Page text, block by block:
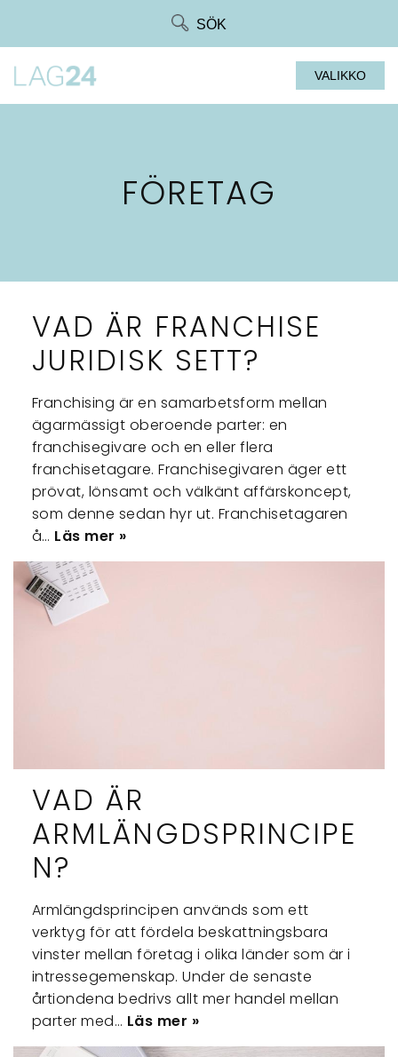
SÖK
VALIKKO
FÖRETAG
VAD ÄR FRANCHISE
JURIDISK SETT?
Franchising är en samarbetsform mellan
ägarmässigt oberoende parter: en
franchisegivare och en eller flera
franchisetagare. Franchisegivaren äger ett
prövat, lönsamt och välkänt affärskoncept,
som denne sedan hyr ut. Franchisetagaren
å… Läs mer »
VAD ÄR
ARMLÄNGDSPRINCIPE
N?
Armlängdsprincipen används som ett
verktyg för att fördela beskattningsbara
vinster mellan företag i olika länder som är i
intressegemenskap. Under de senaste
årtiondena bedrivs allt mer handel mellan
parter med… Läs mer »